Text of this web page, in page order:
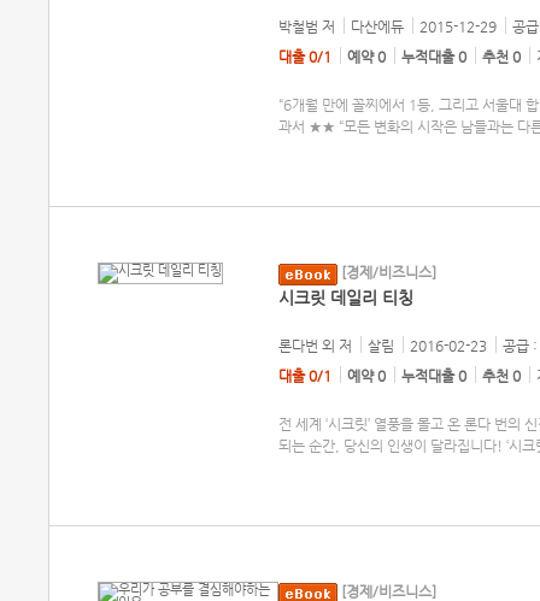
박철범 저 다산에듀 2015-12-29
공
대출 0/1
예약 0 누적대출 0 추천 0
“6개월 만에 꼴찌에서 1등, 그리고 서울대
과서 ★★ “모든 변화의 시작은 남들과는 다
[경제/비즈니스]
시크릿 데일리 티칭
론다번 외 저 살림 2016-02-23
공급
대출 0/1
예약 0 누적대출 0 추천 0
전 세계 ‘시크릿’ 열풍을 몰고 온 론다 번의
되는 순간, 당신의 인생이 달라집니다! ‘시크
[경제/비즈니스]